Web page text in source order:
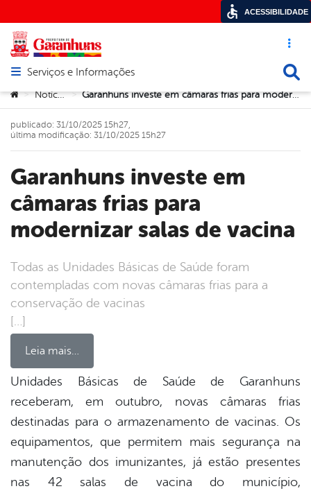
Acesso
Abrir menu principal de navegação
Serviços e Informações
Você está aqui:
> Notícias > Garanhuns investe em câmaras frias para modernizar salas de vacina
Garanhuns investe em
câmaras frias para
modernizar salas de vacina
Todas as Unidades Básicas de Saúde foram
contempladas com novas câmaras frias para a
conservação de vacinas
[…]
Leia mais…
publicado: 31/10/2025 15h27,
última modificação: 31/10/2025 15h27
Unidades Básicas de Saúde de Garanhuns
receberam, em outubro, novas câmaras frias
destinadas para o armazenamento de vacinas. Os
equipamentos, que permitem mais segurança na
manutenção dos imunizantes, já estão presentes
nas 42 salas de vacina do município,
ACESSIBILIDADE